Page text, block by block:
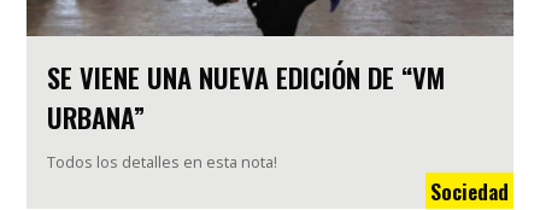
SE VIENE UNA NUEVA EDICIÓN DE “VM
URBANA”
Todos los detalles en esta nota!
Sociedad